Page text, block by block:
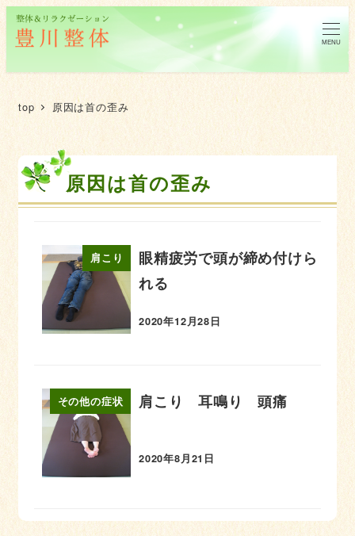
MENU
top 原因は首の歪み
原因は首の歪み
肩こり
眼精疲労で頭が締め付けら
れる
2020年12月28日
その他の症状 肩こり 耳鳴り 頭痛
2020年8月21日